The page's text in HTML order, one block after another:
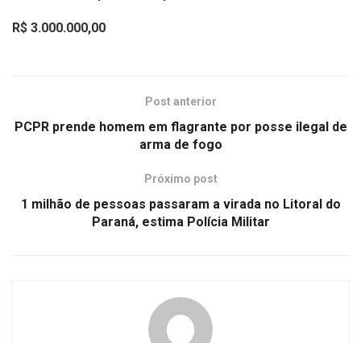
R$ 3.000.000,00
Post anterior
PCPR prende homem em flagrante por posse ilegal de
arma de fogo
Próximo post
1 milhão de pessoas passaram a virada no Litoral do
Paraná, estima Polícia Militar